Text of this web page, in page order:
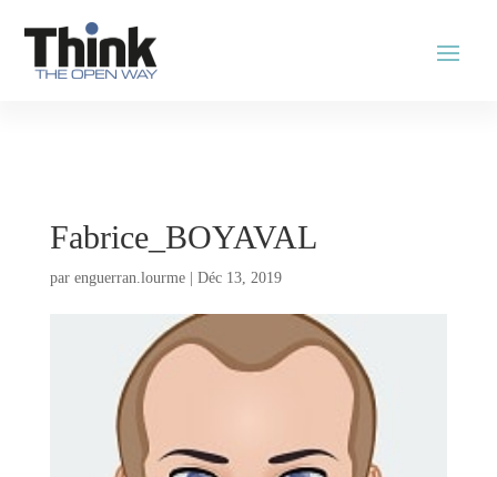
Fabrice_BOYAVAL
par enguerran.lourme| Déc 13, 2019